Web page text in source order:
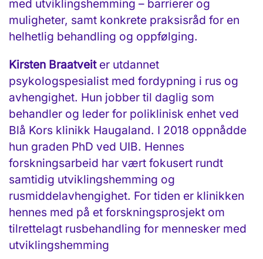
med utviklingshemming – barrierer og
muligheter, samt konkrete praksisråd for en
helhetlig behandling og oppfølging.
Kirsten Braatveiter utdannet
psykologspesialist med fordypning i rus og
avhengighet. Hun jobber til daglig som
behandler og leder for poliklinisk enhet ved
Blå Kors klinikk Haugaland. I 2018 oppnådde
hun graden PhD ved UIB. Hennes
forskningsarbeid har vært fokusert rundt
samtidig utviklingshemming og
rusmiddelavhengighet. For tiden er klinikken
hennes med på et forskningsprosjekt om
tilrettelagt rusbehandling for mennesker med
utviklingshemming